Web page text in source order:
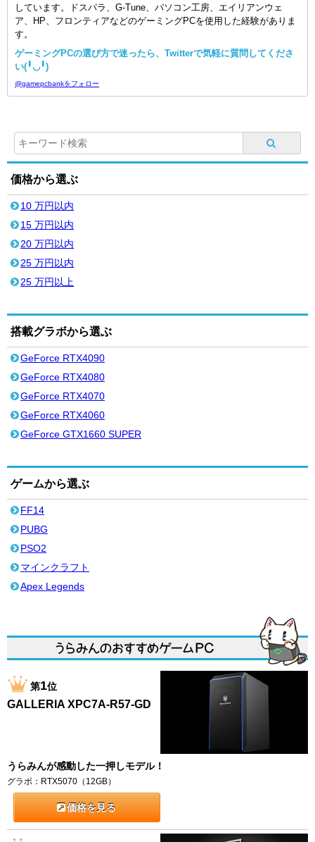
しています。ドスパラ、G-Tune、パソコン工房、エイリアンウェ
ア、HP、フロンティアなどのゲーミングPCを使用した経験がありま
す。
ゲーミングPCの選び方で迷ったら、Twitterで気軽に質問してくださ
い(╹◡╹)
@gamepcbankをフォロー
価格から選ぶ
10 万円以内
15 万円以内
20 万円以内
25 万円以内
25 万円以上
搭載グラボから選ぶ
GeForce RTX4090
GeForce RTX4080
GeForce RTX4070
GeForce RTX4060
GeForce GTX1660 SUPER
ゲームから選ぶ
FF14
PUBG
PSO2
マインクラフト
Apex Legends
第1位
GALLERIA XPC7A-R57-GD
うらみんが感動した一押しモデル！
グラボ：RTX5070（12GB）
価格を見る